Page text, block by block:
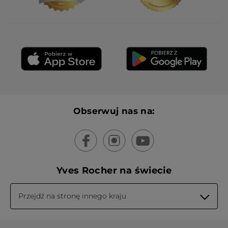
Obserwuj nas na:
Yves Rocher na świecie
Przejdź na stronę innego kraju